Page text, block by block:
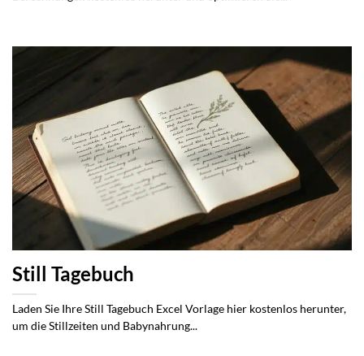
Still Tagebuch
Laden Sie Ihre Still Tagebuch Excel Vorlage hier kostenlos herunter,
um die Stillzeiten und Babynahrung...